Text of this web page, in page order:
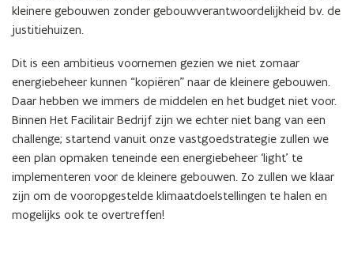
kleinere gebouwen zonder gebouwverantwoordelijkheid bv. de
justitiehuizen.
Dit is een ambitieus voornemen gezien we niet zomaar
energiebeheer kunnen “kopiëren” naar de kleinere gebouwen.
Daar hebben we immers de middelen en het budget niet voor.
Binnen Het Facilitair Bedrijf zijn we echter niet bang van een
challenge; startend vanuit onze vastgoedstrategie zullen we
een plan opmaken teneinde een energiebeheer ‘light’ te
implementeren voor de kleinere gebouwen. Zo zullen we klaar
zijn om de vooropgestelde klimaatdoelstellingen te halen en
mogelijks ook te overtreffen!